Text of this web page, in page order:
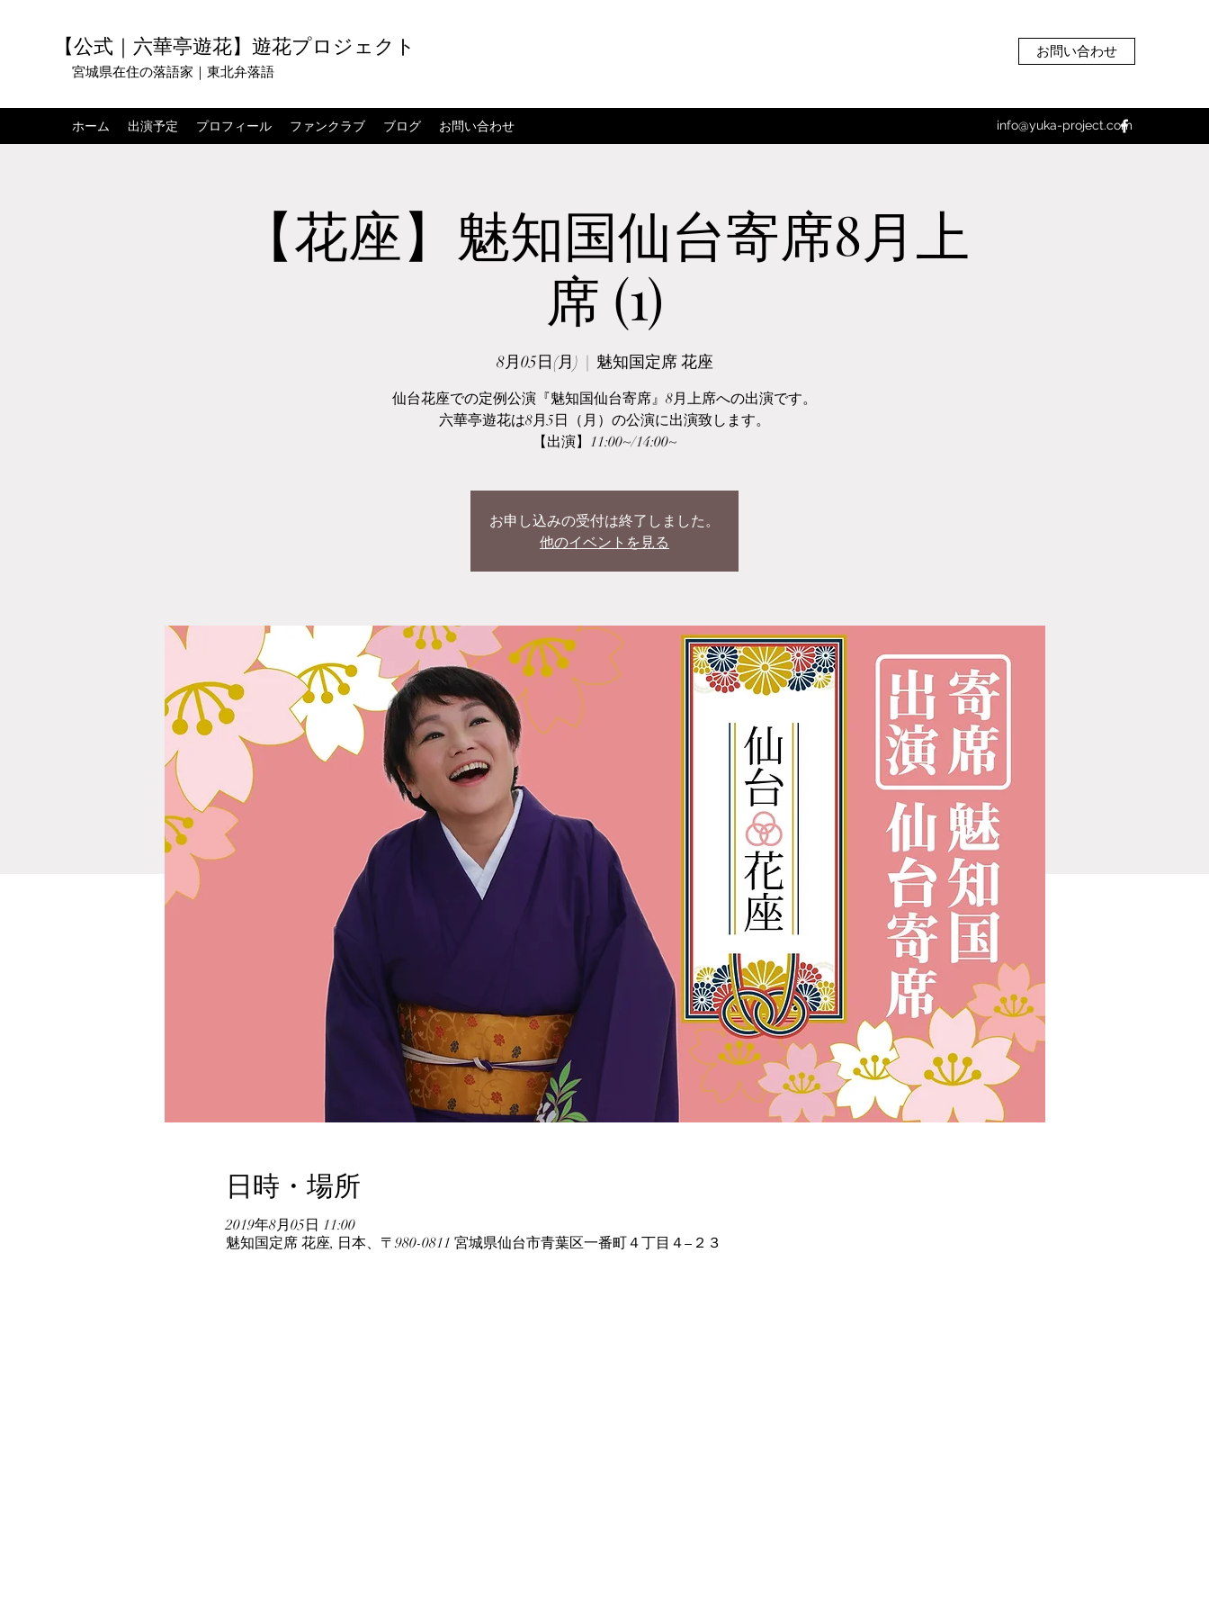
【公式｜六華亭遊花】遊花プロジェクト
宮城県在住の落語家｜東北弁落語
お問い合わせ
ホーム 出演予定 プロフィール ファンクラブ ブログ お問い合わせ info@yuka-project.com
【花座】魅知国仙台寄席8月上
席 (1)
8月05日(月) 魅知国定席 花座
仙台花座での定例公演『魅知国仙台寄席』8月上席への出演です。
六華亭遊花は8月5日（月）の公演に出演致します。
【出演】11:00~/14:00~
お申し込みの受付は終了しました。
他のイベントを見る
日時・場所
2019年8月05日 11:00
魅知国定席 花座, 日本、〒980-0811 宮城県仙台市青葉区一番町４丁目４−２３